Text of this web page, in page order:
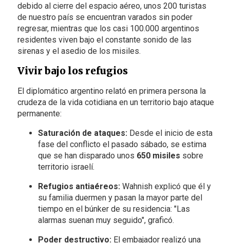
debido al cierre del espacio aéreo, unos 200 turistas
de nuestro país se encuentran varados sin poder
regresar, mientras que los casi 100.000 argentinos
residentes viven bajo el constante sonido de las
sirenas y el asedio de los misiles.
Vivir bajo los refugios
El diplomático argentino relató en primera persona la
crudeza de la vida cotidiana en un territorio bajo ataque
permanente:
Saturación de ataques:Desde el inicio de esta
fase del conflicto el pasado sábado, se estima
que se han disparado unos 650 misiles sobre
territorio israelí.
Refugios antiaéreos:Wahnish explicó que él y
su familia duermen y pasan la mayor parte del
tiempo en el búnker de su residencia: "Las
alarmas suenan muy seguido", graficó.
Poder destructivo:El embajador realizó una